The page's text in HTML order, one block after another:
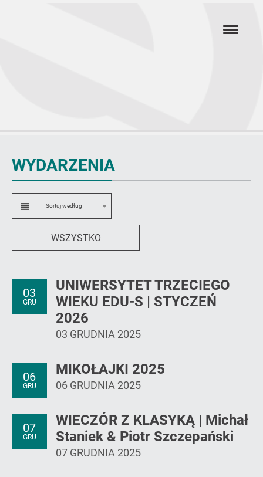
WYDARZENIA
Sortowanie
Sortuj według
WSZYSTKO
03
GRU
UNIWERSYTET TRZECIEGO
WIEKU EDU-S | STYCZEŃ
2026
03 GRUDNIA 2025
06
GRU
MIKOŁAJKI 2025
06 GRUDNIA 2025
07
GRU
WIECZÓR Z KLASYKĄ | Michał
Staniek & Piotr Szczepański
07 GRUDNIA 2025